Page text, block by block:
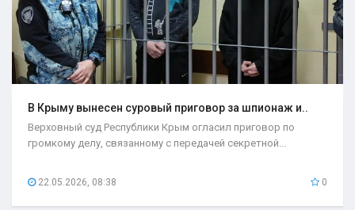
В Крыму вынесен суровый приговор за шпионаж и..
Верховный суд Республики Крым огласил приговор по
громкому делу, связанному с передачей секретной...
22.05.2026, 08:38 0